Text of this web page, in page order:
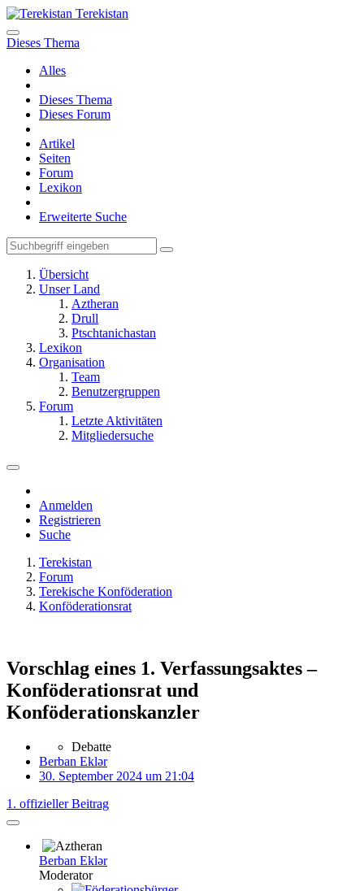
Terekistan
Dieses Thema
Alles
Dieses Thema
Dieses Forum
Artikel
Seiten
Forum
Lexikon
Erweiterte Suche
Übersicht
Unser Land
Aztheran
Drull
Ptschtanichastan
Lexikon
Organisation
Team
Benutzergruppen
Forum
Letzte Aktivitäten
Mitgliedersuche
Anmelden
Registrieren
Suche
Terekistan
Forum
Terekische Konföderation
Konföderationsrat
Vorschlag eines 1. Verfassungsaktes –
Konföderationsrat und
Konföderationskanzler
Debatte
Berban Eklər
30. September 2024 um 21:04
1. offizieller Beitrag
Berban Eklər
Moderator